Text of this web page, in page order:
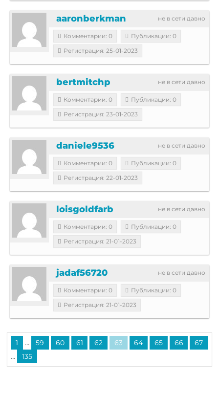
не в сети давно
aaronberkman
Комментарии: 0
Публикации: 0
Регистрация: 25-01-2023
не в сети давно
bertmitchp
Комментарии: 0
Публикации: 0
Регистрация: 23-01-2023
не в сети давно
daniele9536
Комментарии: 0
Публикации: 0
Регистрация: 22-01-2023
не в сети давно
loisgoldfarb
Комментарии: 0
Публикации: 0
Регистрация: 21-01-2023
не в сети давно
jadaf56720
Комментарии: 0
Публикации: 0
Регистрация: 21-01-2023
1 ... 59 60 61 62 63 64 65 66 67
... 135